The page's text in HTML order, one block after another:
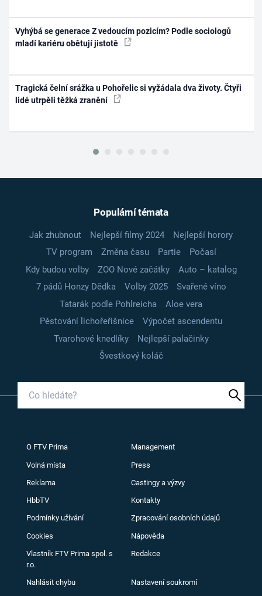
Vyhýbá se generace Z vedoucím pozicím? Podle sociologů
mladí kariéru obětují jistotě
Tragická čelní srážka u Pohořelic si vyžádala dva životy. Čtyři
lidé utrpěli těžká zranění
Populární témata
Jak zhubnout Nejlepší filmy 2024
Nejlepší horory
TV program
Změna času Partie
Počasí
Kdy budou volby
ZOO Nové začátky
Auto – katalog
7 pádů Honzy Dědka
Volby 2025
Svařené víno
Tatarák podle Pohlreicha
Aloe vera
Pěstování lichořeřišnice
Výpočet ascendentu
Tvarohové knedlíky
Nejlepší palačinky
Švestkový koláč
O FTV Prima Management
Volná místa Press
Reklama Castingy a výzvy
HbbTV Kontakty
Podmínky užívání Zpracování osobních údajů
Cookies Nápověda
Vlastník FTV Prima spol. s
r.o.
Redakce
Nahlásit chybu Nastavení soukromí